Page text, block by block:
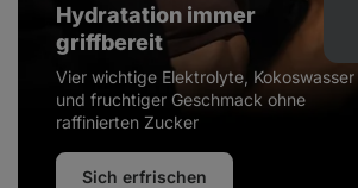
Hydratation immer
griffbereit
Vier wichtige Elektrolyte, Kokoswasser
und fruchtiger Geschmack ohne
raffinierten Zucker
Sich erfrischen